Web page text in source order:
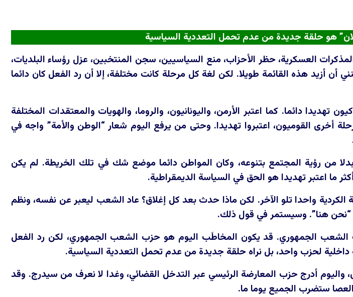
هو حلقة جديدة من عدم تحمل التعددية السياسية
المذكرات العسكرية، حظر الأحزاب، منع السياسيين، سجن المنتخبين، عزل رؤساء البلديات،
أن أزيد هذه القائمة طويلا. لكن لغة كل مرحلة كانت مختلفة، إلا أن رد الفعل كان دائما
تهديدا دائما. كما اعتبر الأرمن، واليونانيون، والروما، والهويات والمعتقدات المختلفة
أخرى القوميون، اعتبروا تهديدا. وحتى من يرفع اليوم شعار “الوطن والأمة” واجه في
من رؤية المجتمع بتنوعه، وكان المواطن دائما موضع شك في تلك الخريطة. لم يكن
اعتبر تهديدا هو الحق في السياسة الديمقراطية.
الكردية واحدا تلو الآخر. لكن ماذا حدث بعد كل إغلاق؟ عاد الشعب ليعبر عن نفسه، ونظم
“نحن هنا”. وسيستمر في قول ذلك.
الشعب الجمهوري. قد يكون المخاطَب اليوم هو حزب الشعب الجمهوري، لكن رد الفعل
داخلية لحزب واحد، بل نراه حلقة جديدة من عدم تحمل التعددية السياسية.
واليوم أدرج حزب المعارضة الرئيسي عبر التدخل القضائي، وغدا لا نعرف من سيدرج. وقد
العصا ستضرب الجميع يوما ما.